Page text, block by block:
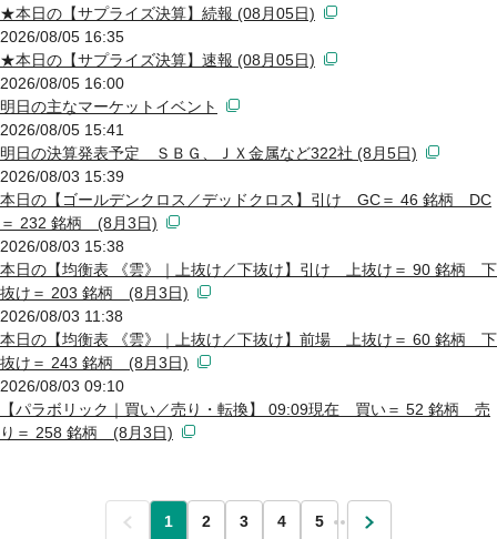
★本日の【サプライズ決算】続報 (08月05日)
2026/08/05 16:35
★本日の【サプライズ決算】速報 (08月05日)
2026/08/05 16:00
明日の主なマーケットイベント
2026/08/05 15:41
明日の決算発表予定 ＳＢＧ、ＪＸ金属など322社 (8月5日)
2026/08/03 15:39
本日の【ゴールデンクロス／デッドクロス】引け GC＝ 46 銘柄 DC
＝ 232 銘柄 (8月3日)
2026/08/03 15:38
本日の【均衡表 《雲》｜上抜け／下抜け】引け 上抜け＝ 90 銘柄 下
抜け＝ 203 銘柄 (8月3日)
2026/08/03 11:38
本日の【均衡表 《雲》｜上抜け／下抜け】前場 上抜け＝ 60 銘柄 下
抜け＝ 243 銘柄 (8月3日)
2026/08/03 09:10
【パラボリック｜買い／売り・転換】 09:09現在 買い＝ 52 銘柄 売
り＝ 258 銘柄 (8月3日)
前 1 2 3 4 5 … 次